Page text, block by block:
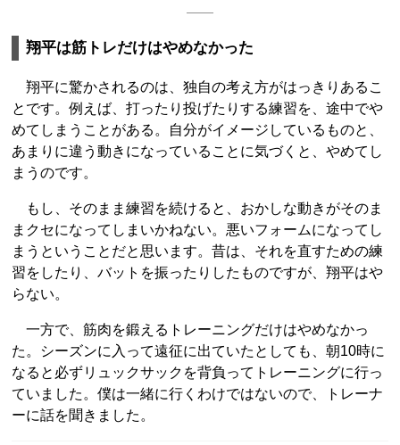
翔平は筋トレだけはやめなかった
翔平に驚かされるのは、独自の考え方がはっきりあるこ
とです。例えば、打ったり投げたりする練習を、途中でや
めてしまうことがある。自分がイメージしているものと、
あまりに違う動きになっていることに気づくと、やめてし
まうのです。
もし、そのまま練習を続けると、おかしな動きがそのま
まクセになってしまいかねない。悪いフォームになってし
まうということだと思います。昔は、それを直すための練
習をしたり、バットを振ったりしたものですが、翔平はや
らない。
一方で、筋肉を鍛えるトレーニングだけはやめなかっ
た。シーズンに入って遠征に出ていたとしても、朝10時に
なると必ずリュックサックを背負ってトレーニングに行っ
ていました。僕は一緒に行くわけではないので、トレーナ
ーに話を聞きました。